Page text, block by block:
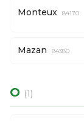
Monteux 84170
Mazan 84380
O (1)